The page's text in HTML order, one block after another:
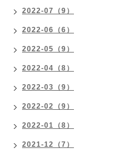
2022-07（9）
2022-06（6）
2022-05（9）
2022-04（8）
2022-03（9）
2022-02（9）
2022-01（8）
2021-12（7）